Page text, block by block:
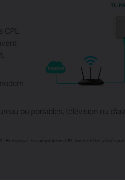
ou portables, télévision ou
: les adaptateurs CPL doivent être utilisés par